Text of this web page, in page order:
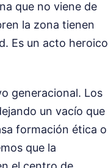
que no viene de
la zona tienen
Es un acto heroico
generacional. Los
un vacío que
formación ética o
que la